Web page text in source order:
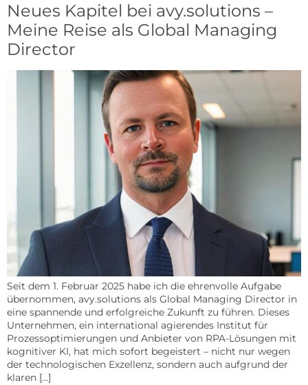
Neues Kapitel bei avy.solutions –
Meine Reise als Global Managing
Director
Seit dem 1. Februar 2025 habe ich die ehrenvolle Aufgabe
übernommen, avy.solutions als Global Managing Director in
eine spannende und erfolgreiche Zukunft zu führen. Dieses
Unternehmen, ein international agierendes Institut für
Prozessoptimierungen und Anbieter von RPA-Lösungen mit
kognitiver KI, hat mich sofort begeistert – nicht nur wegen
der technologischen Exzellenz, sondern auch aufgrund der
klaren […]